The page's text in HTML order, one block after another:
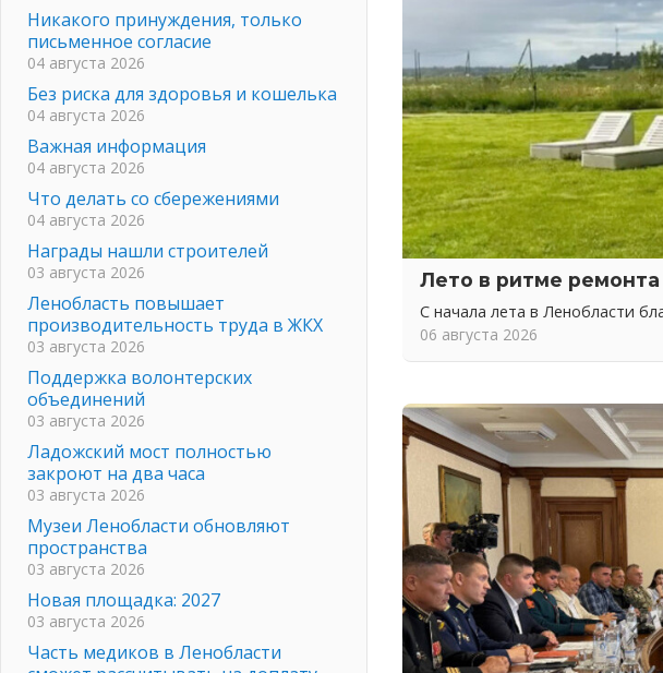
Лето в ритме ремонта
С начала лета в Ленобласти
06 августа 2026
Никакого принуждения, только
письменное согласие
04 августа 2026
Без риска для здоровья и кошелька
04 августа 2026
Важная информация
04 августа 2026
Что делать со сбережениями
04 августа 2026
Награды нашли строителей
03 августа 2026
Ленобласть повышает
производительность труда в ЖКХ
03 августа 2026
Поддержка волонтерских
объединений
03 августа 2026
Ладожский мост полностью
закроют на два часа
03 августа 2026
Музеи Ленобласти обновляют
пространства
03 августа 2026
Новая площадка: 2027
03 августа 2026
Часть медиков в Ленобласти